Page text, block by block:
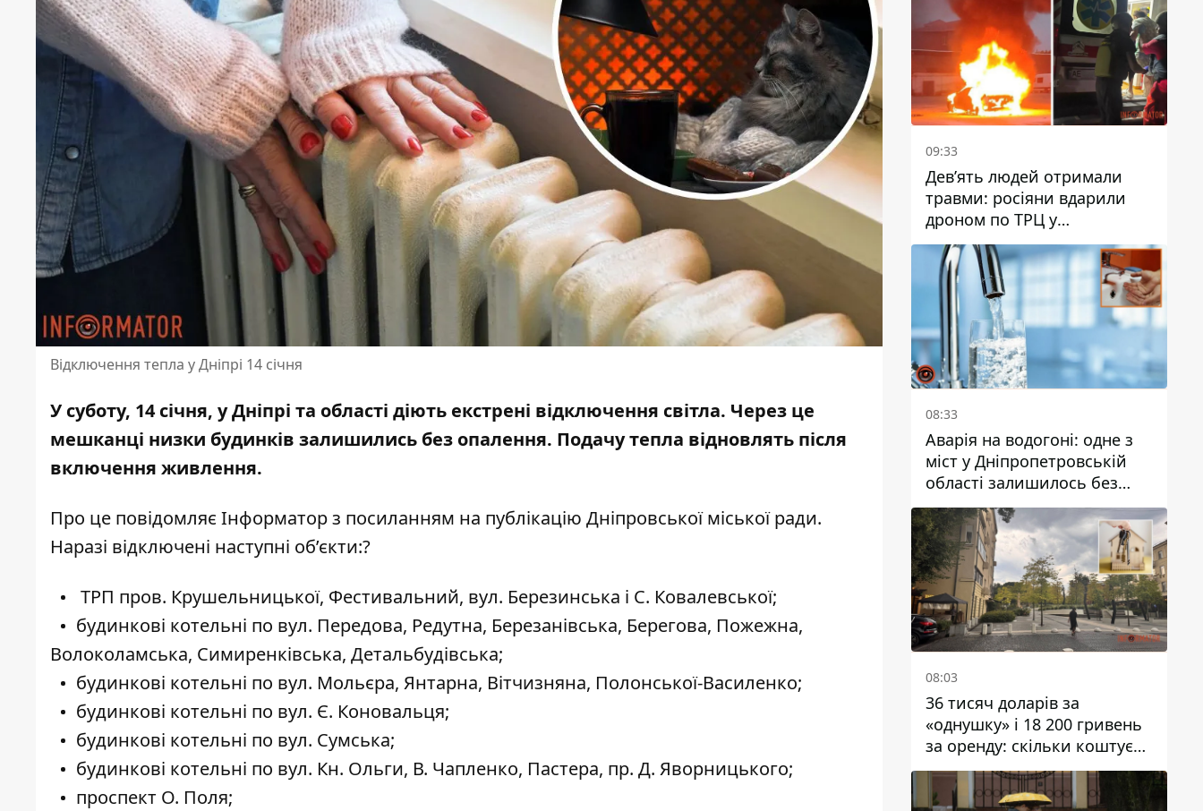
Відключення тепла у Дніпрі 14 січня
У суботу, 14 січня, у Дніпрі та області діють екстрені відключення світла. Через це
мешканці низки будинків залишились без опалення. Подачу тепла відновлять після
включення живлення.
Про це повідомляє Інформаторз посиланням на публікацію Дніпровської міської ради.
Наразі відключені наступні об’єкти:?
ТРП пров. Крушельницької, Фестивальний, вул. Березинська і С. Ковалевської;
будинкові котельні по вул. Передова, Редутна, Березанівська, Берегова, Пожежна,
Волоколамська, Симиренківська, Детальбудівська;
будинкові котельні по вул. Мольєра, Янтарна, Вітчизняна, Полонської-Василенко;
будинкові котельні по вул. Є. Коновальця;
будинкові котельні по вул. Сумська;
будинкові котельні по вул. Кн. Ольги, В. Чапленко, Пастера, пр. Д. Яворницького;
проспект О. Поля;
09:33
Дев’ять людей отримали
травми: росіяни вдарили
дроном по ТРЦ у
Павлограді, чи
працюватиме заклад надалі
08:33
Аварія на водогоні: одне з
міст у Дніпропетровській
області залишилось без
води
08:03
36 тисяч доларів за
«однушку» і 18 200 гривень
за оренду: скільки коштує
житло у Дніпропетровської
області